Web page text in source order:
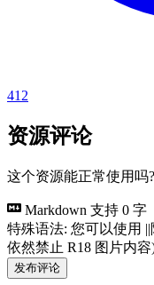
412
资源评论
这个资源能正常使用吗
Markdown 支持 0 字
特殊语法: 您可以使用
依然禁止 R18 图片内容
发布评论